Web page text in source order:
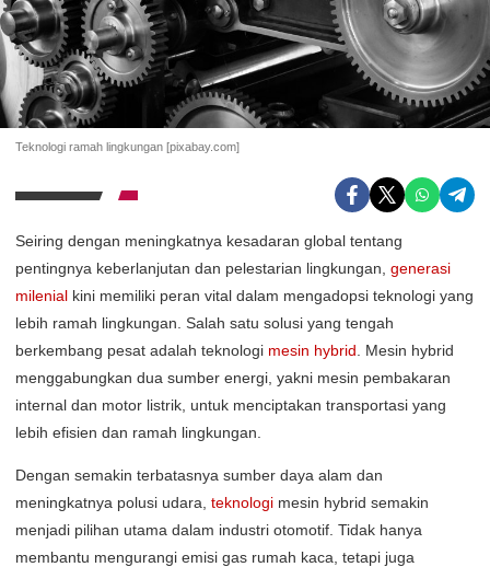
Teknologi ramah lingkungan [pixabay.com]
Seiring dengan meningkatnya kesadaran global tentang
pentingnya keberlanjutan dan pelestarian lingkungan, generasi
milenial kini memiliki peran vital dalam mengadopsi teknologi yang
lebih ramah lingkungan. Salah satu solusi yang tengah
berkembang pesat adalah teknologi mesin hybrid . Mesin hybrid
menggabungkan dua sumber energi, yakni mesin pembakaran
internal dan motor listrik, untuk menciptakan transportasi yang
lebih efisien dan ramah lingkungan.
Dengan semakin terbatasnya sumber daya alam dan
meningkatnya polusi udara, teknologi mesin hybrid semakin
menjadi pilihan utama dalam industri otomotif. Tidak hanya
membantu mengurangi emisi gas rumah kaca, tetapi juga